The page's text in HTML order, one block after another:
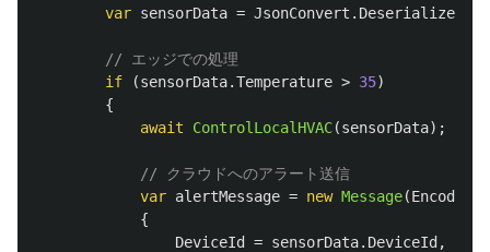
var sensorData = JsonConvert .
// エッジでの処理
if
(sensorData.Temperature > 35)
{
await
ControlLocalHVAC(sensorData);
// クラウドへのアラート送信
var alertMessage = new Message(Encoding
{
DeviceId
= sensorData. DeviceId ,